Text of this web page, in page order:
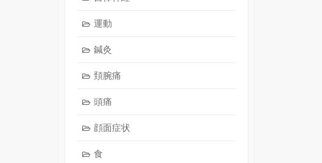
運動
鍼灸
頚腕痛
頭痛
顔面症状
食